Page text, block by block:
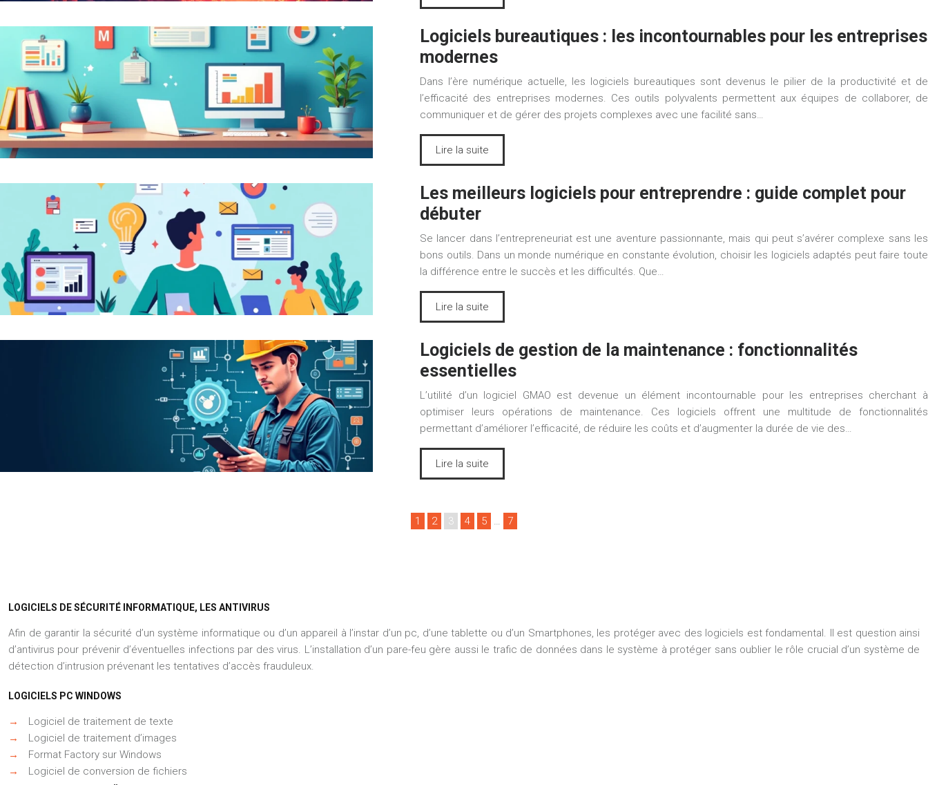
Logiciels bureautiques : les incontournables pour les entreprises
modernes
Dans l’ère numérique actuelle, les logiciels bureautiques sont devenus le pilier de la productivité et de
l’efficacité des entreprises modernes. Ces outils polyvalents permettent aux équipes de collaborer, de
communiquer et de gérer des projets complexes avec une facilité sans…
Lire la suite
Les meilleurs logiciels pour entreprendre : guide complet pour
débuter
Se lancer dans l’entrepreneuriat est une aventure passionnante, mais qui peut s’avérer complexe sans les
bons outils. Dans un monde numérique en constante évolution, choisir les logiciels adaptés peut faire toute
la différence entre le succès et les difficultés. Que…
Lire la suite
Logiciels de gestion de la maintenance : fonctionnalités
essentielles
L’utilité d’un logiciel GMAO est devenue un élément incontournable pour les entreprises cherchant à
optimiser leurs opérations de maintenance. Ces logiciels offrent une multitude de fonctionnalités
permettant d’améliorer l’efficacité, de réduire les coûts et d’augmenter la durée de vie des…
Lire la suite
1 2 3 4 5 … 7
LOGICIELS DE SÉCURITÉ INFORMATIQUE, LES ANTIVIRUS
Afin de garantir la sécurité d’un système informatique ou d’un appareil à l’instar d’un pc, d’une tablette ou d’un Smartphones, les protéger avec des logiciels est fondamental. Il est question ainsi
d’antivirus pour prévenir d’éventuelles infections par des virus. L’installation d’un pare-feu gère aussi le trafic de données dans le système à protéger sans oublier le rôle crucial d’un système de
détection d’intrusion prévenant les tentatives d’accès frauduleux.
LOGICIELS PC WINDOWS
→
Logiciel de traitement de texte
→
Logiciel de traitement d’images
→
Format Factory sur Windows
→
Logiciel de conversion de fichiers